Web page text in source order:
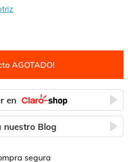
AGOTADO!
en
nuestro Blog
segura